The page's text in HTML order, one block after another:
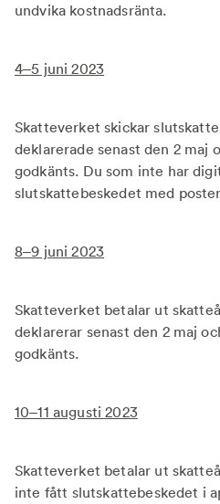
undvika kostnadsränta.
4–5 juni 2023
Skatteverket skickar
deklarerade senast den 2 maj
godkänts. Du som inte har
slutskattebeskedet med
8–9 juni 2023
Skatteverket betalar ut
deklarerar senast den 2 maj
godkänts.
10–11 augusti 2023
Skatteverket betalar ut
inte fått slutskattebeskedet i